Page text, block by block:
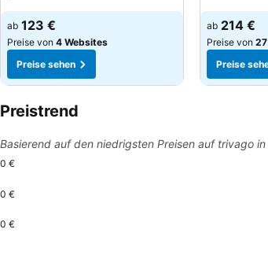
ab 123 €
Preise von 4 Websites
Preise sehen
ab 214 €
Preise von
Preise
Preistrend
Basierend auf den niedrigsten Preisen auf trivago
0 €
0 €
0 €